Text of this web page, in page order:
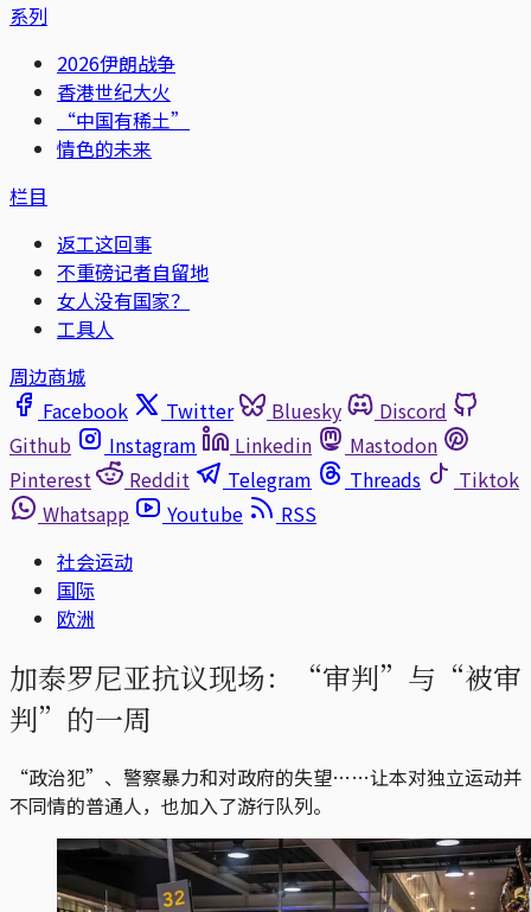
系列
2026伊朗战争
香港世纪大火
“中国有稀土”
情色的未来
栏目
返工这回事
不重磅记者自留地
女人没有国家？
工具人
周边商城
Facebook
Twitter Bluesky
Discord
Github
Instagram Linkedin
Mastodon
Pinterest
Reddit Telegram Threads
Tiktok
Whatsapp
Youtube
RSS
社会运动
国际
欧洲
加泰罗尼亚抗议现场：“审判”与“被审
判”的一周
“政治犯”、警察暴力和对政府的失望……让本对独立运动并
不同情的普通人，也加入了游行队列。